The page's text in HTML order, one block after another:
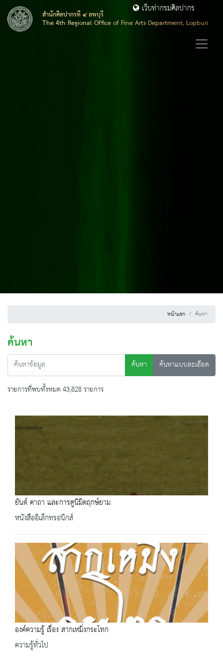
สำนักศิลปากรที่ ๔ ลพบุรี
The 4th Regional Office of Fine Arts Department, Lopburi
เว็บท่ากรมศิลปากร
หน้าแรก ค้นหา
ค้นหา
ค้นหา
ค้นหาแบบละเอียด
รายการที่พบทั้งหมด 43,828 รายการ
ยันต์ คาถา และการดูนิมิตฤกษ์ยาม
หนังสืออิเล็กทรอนิกส์
องค์ความรู้ เรื่อง สากเหมิ่งกระโทก
ความรู้ทั่วไป